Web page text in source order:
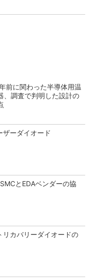
前に関わった半導体用温
、調査で判明した設計の
ザーダイオード
とEDAベンダーの協
リカバリーダイオードの